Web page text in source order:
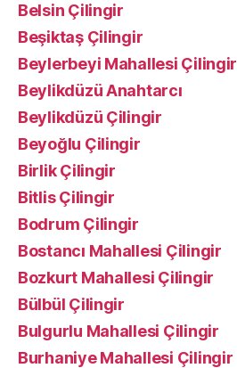
Belsin Çilingir
Beşiktaş Çilingir
Beylerbeyi Mahallesi Çilingir
Beylikdüzü Anahtarcı
Beylikdüzü Çilingir
Beyoğlu Çilingir
Birlik Çilingir
Bitlis Çilingir
Bodrum Çilingir
Bostancı Mahallesi Çilingir
Bozkurt Mahallesi Çilingir
Bülbül Çilingir
Bulgurlu Mahallesi Çilingir
Burhaniye Mahallesi Çilingir